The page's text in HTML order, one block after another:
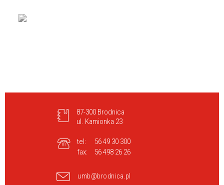
87-300 Brodnica
ul. Kamionka 23
tel:
56 49 30 300
fax:
56 498 26 26
umb@brodnica.pl